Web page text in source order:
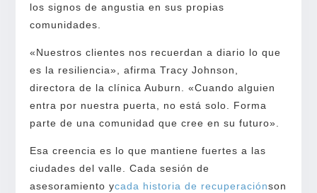
los signos de angustia en sus propias
comunidades.
«Nuestros clientes nos recuerdan a diario lo que
es la resiliencia», afirma Tracy Johnson,
directora de la clínica Auburn. «Cuando alguien
entra por nuestra puerta, no está solo. Forma
parte de una comunidad que cree en su futuro».
Esa creencia es lo que mantiene fuertes a las
ciudades del valle. Cada sesión de
asesoramiento ycada historia de recuperaciónson